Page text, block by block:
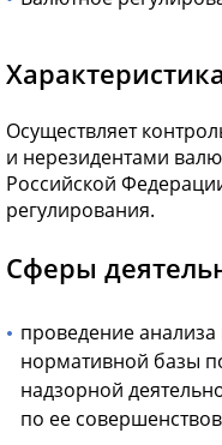
Осуществляет
и нерезидентами
Российской
регулирования.
Сферы
проведение
нормативной базы
надзорной
по ее